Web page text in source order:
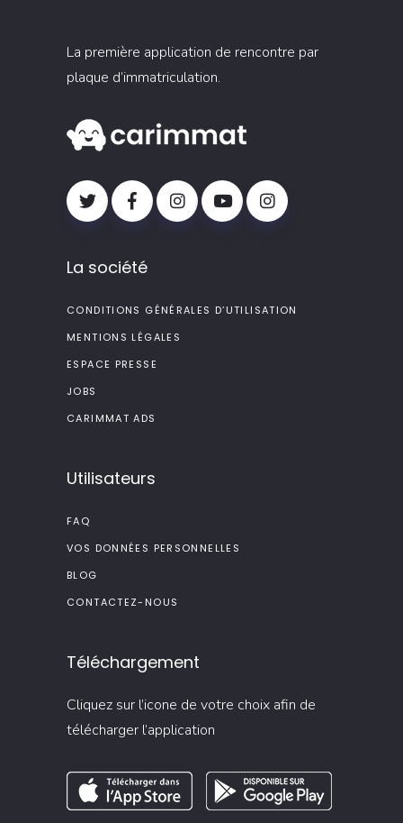
La première application de rencontre par
plaque d’immatriculation.
La société
CONDITIONS GÉNÉRALES D’UTILISATION
MENTIONS LÉGALES
ESPACE PRESSE
JOBS
CARIMMAT ADS
Utilisateurs
FAQ
VOS DONNÉES PERSONNELLES
BLOG
CONTACTEZ-NOUS
Téléchargement
Cliquez sur l’icone de votre choix afin de
télécharger l’application